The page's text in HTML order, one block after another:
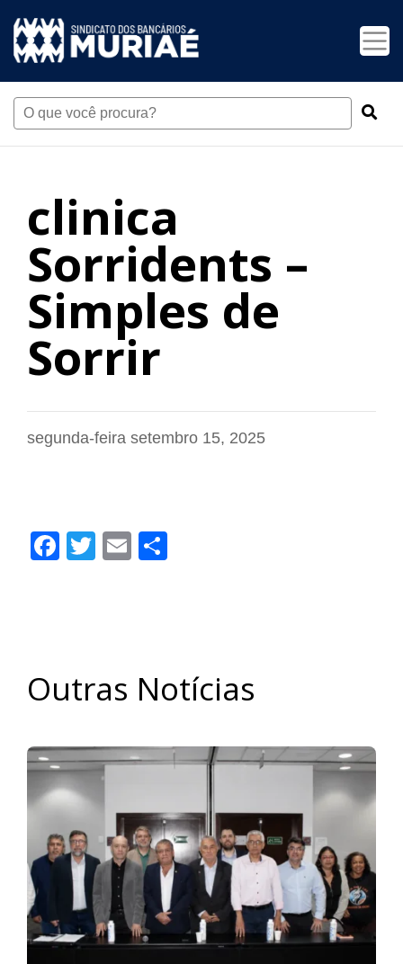
clinica
Sorridents –
Simples de
Sorrir
segunda-feira setembro 15, 2025
Facebook
Twitter
Email
Outras Notícias